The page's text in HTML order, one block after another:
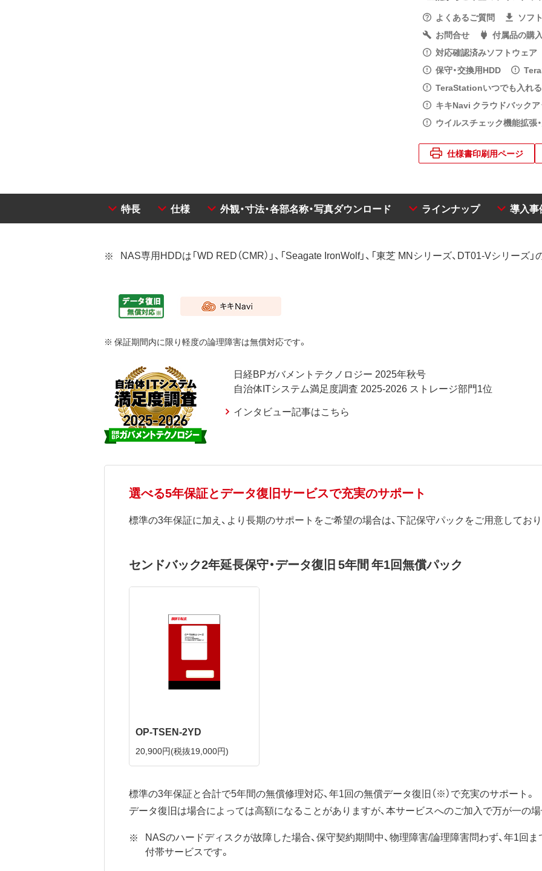
よくあるご質問
ソフ
お問合せ
付属品の購
対応確認済みソフトウェア
保守・交換用HDD
TeraStationいつでも入れ
キキNavi クラウドバック
ウイルスチェック機能拡張
仕様書印刷用ページ
特長 仕様 外観・寸法・各部名称・写真ダウンロード ラインナップ 導入事
NAS専用HDDは「WD RED（CMR）」、「Seagate IronWolf」、「東芝 MNシリーズ、DT01-Vシリーズ
※ 保証期間内に限り軽度の論理障害は無償対応です。
日経BPガバメントテクノロジー 2025年秋号
自治体ITシステム満足度調査 2025-2026 ストレージ部門1位
インタビュー記事はこちら
選べる5年保証とデータ復旧サービスで充実のサポート
標準の3年保証に加え、より長期のサポートをご希望の場合は、下記保守パックをご用意してお
センドバック2年延長保守・データ復旧 5年間 年1回無償パック
OP-TSEN-2YD
20,900円(税抜19,000円)
標準の3年保証と合計で5年間の無償修理対応、年1回の無償データ復旧（※）で充実のサポート。
データ復旧は場合によっては高額になることがありますが、本サービスへのご加入で万が一の
NASのハードディスクが故障した場合、保守契約期間中、物理障害/論理障害問わず、年1回
付帯サービスです。